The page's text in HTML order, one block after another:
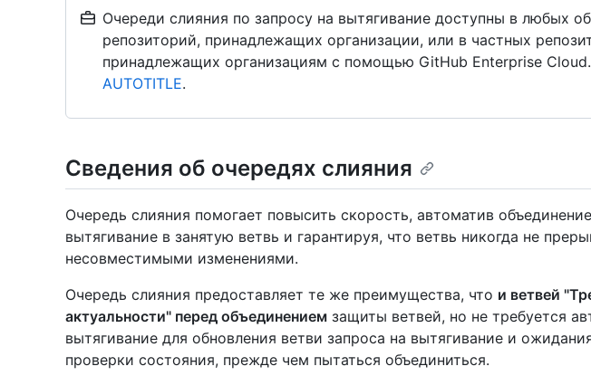
Очереди слияния по запросу на вытягивание доступны в любых
репозиторий, принадлежащих организации, или в частных
принадлежащих организациям с помощью GitHub Enterprise
AUTOTITLE.
Сведения об очередях слияния
Очередь слияния помогает повысить скорость, автоматив
вытягивание в занятую ветвь и гарантируя, что ветвь никогда не
несовместимыми изменениями.
Очередь слияния предоставляет те же преимущества, что и ветвей
актуальности" перед объединением защиты ветвей, но не требуется
вытягивание для обновления ветви запроса на вытягивание и
проверки состояния, прежде чем пытаться объединиться.